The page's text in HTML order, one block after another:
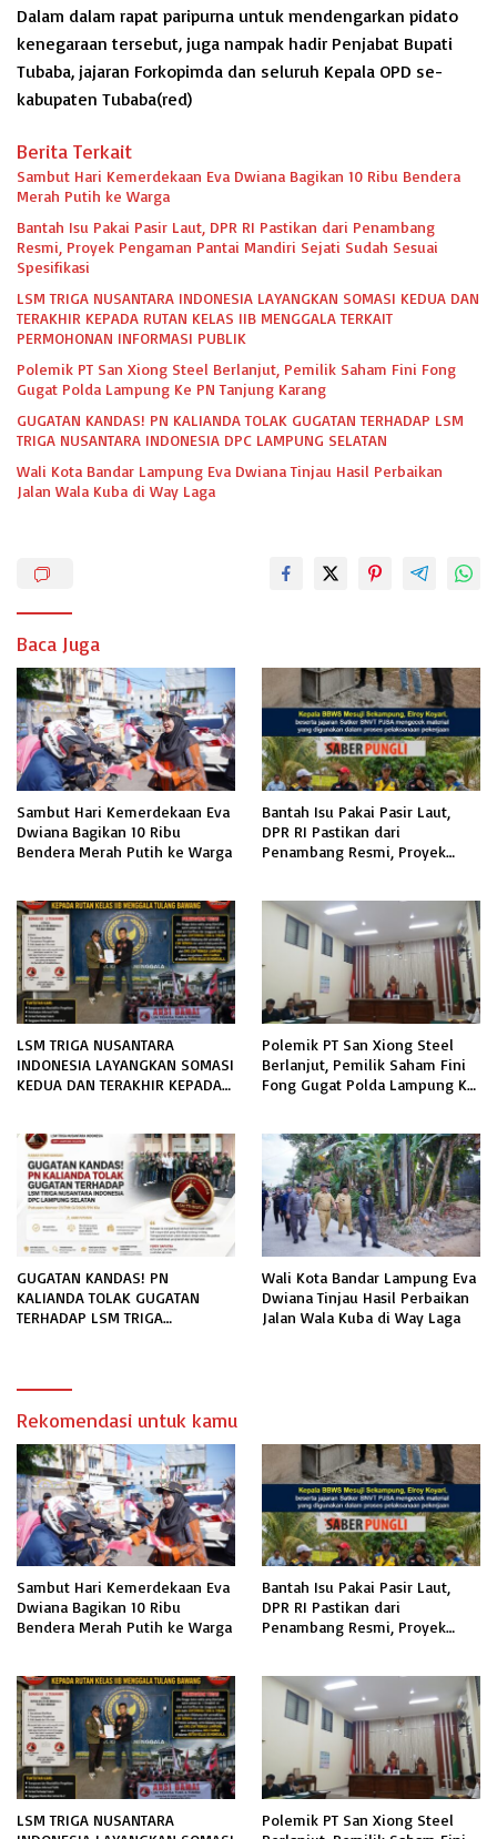
Dalam dalam rapat paripurna untuk mendengarkan pidato
kenegaraan tersebut, juga nampak hadir Penjabat Bupati
Tubaba, jajaran Forkopimda dan seluruh Kepala OPD se-
kabupaten Tubaba(red)
Berita Terkait
Sambut Hari Kemerdekaan Eva Dwiana Bagikan 10 Ribu Bendera
Merah Putih ke Warga
Bantah Isu Pakai Pasir Laut, DPR RI Pastikan dari Penambang
Resmi, Proyek Pengaman Pantai Mandiri Sejati Sudah Sesuai
Spesifikasi
LSM TRIGA NUSANTARA INDONESIA LAYANGKAN SOMASI KEDUA DAN
TERAKHIR KEPADA RUTAN KELAS IIB MENGGALA TERKAIT
PERMOHONAN INFORMASI PUBLIK
Polemik PT San Xiong Steel Berlanjut, Pemilik Saham Fini Fong
Gugat Polda Lampung Ke PN Tanjung Karang
GUGATAN KANDAS! PN KALIANDA TOLAK GUGATAN TERHADAP LSM
TRIGA NUSANTARA INDONESIA DPC LAMPUNG SELATAN
Wali Kota Bandar Lampung Eva Dwiana Tinjau Hasil Perbaikan
Jalan Wala Kuba di Way Laga
Baca Juga
Sambut Hari Kemerdekaan Eva
Dwiana Bagikan 10 Ribu
Bendera Merah Putih ke Warga
Bantah Isu Pakai Pasir Laut,
DPR RI Pastikan dari
Penambang Resmi, Proyek
LSM TRIGA NUSANTARA
INDONESIA LAYANGKAN SOMASI
KEDUA DAN TERAKHIR KEPADA
INFORMASI PUBLIK
Polemik PT San Xiong Steel
Berlanjut, Pemilik Saham Fini
Fong Gugat Polda Lampung Ke
GUGATAN KANDAS! PN
KALIANDA TOLAK GUGATAN
TERHADAP LSM TRIGA
Wali Kota Bandar Lampung Eva
Dwiana Tinjau Hasil Perbaikan
Jalan Wala Kuba di Way Laga
Rekomendasi untuk kamu
Sambut Hari Kemerdekaan Eva
Dwiana Bagikan 10 Ribu
Bendera Merah Putih ke Warga
Bantah Isu Pakai Pasir Laut,
DPR RI Pastikan dari
Penambang Resmi, Proyek
LSM TRIGA NUSANTARA
Polemik PT San Xiong Steel